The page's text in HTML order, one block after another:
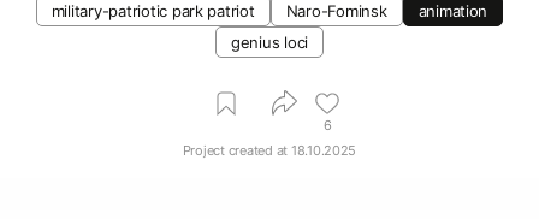
military-patriotic park patriot Naro-Fominsk
animation
genius loci
6
Project created at 18.10.2025